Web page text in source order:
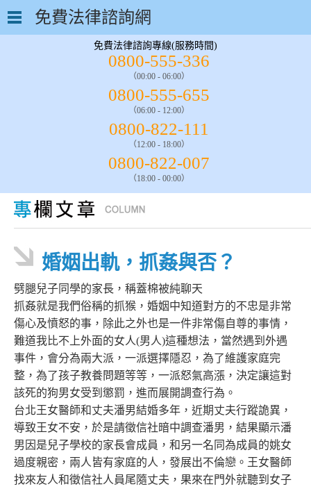
免費法律諮詢網
免費法律諮詢專線(服務時間)
0800-555-336
（00:00 - 06:00）
0800-555-655
（06:00 - 12:00）
0800-822-111
（12:00 - 18:00）
0800-822-007
（18:00 - 00:00）
婚姻出軌，抓姦與否？
劈腿兒子同學的家長，稱蓋棉被純聊天
抓姦就是我們俗稱的抓猴，婚姻中知道對方的不忠是非常
傷心及憤怒的事，除此之外也是一件非常傷自尊的事情，
難道我比不上外面的女人(男人)這種想法，當然遇到外遇
事件，會分為兩大派，一派選擇隱忍，為了維護家庭完
整，為了孩子教養問題等等，一派怒氣高漲，決定讓這對
該死的狗男女受到懲罰，進而展開調查行為。
台北王女醫師和丈夫潘男結婚多年，近期丈夫行蹤詭異，
導致王女不安，於是請徵信社暗中調查潘男，結果顯示潘
男因是兒子學校的家長會成員，和另一名同為成員的姚女
過度親密，兩人皆有家庭的人，發展出不倫戀。王女醫師
找來友人和徵信社人員尾隨丈夫，果來在門外就聽到女子